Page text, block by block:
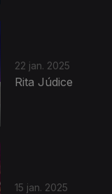
22 jan. 2025
Rita Júdice
15 jan. 2025